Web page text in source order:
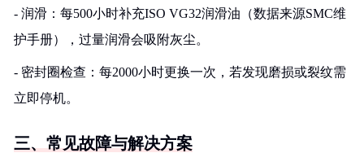
- 润滑：每500小时补充ISO VG32润滑油（数据来源SMC维
护手册），过量润滑会吸附灰尘。
- 密封圈检查：每2000小时更换一次，若发现磨损或裂纹需
立即停机。
三、常见故障与解决方案